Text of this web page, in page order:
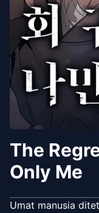
The
Only Me
Umat manusia